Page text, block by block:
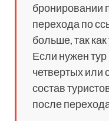
бронировании
перехода по
больше, так
Если нужен тур
четвертых или
состав
после